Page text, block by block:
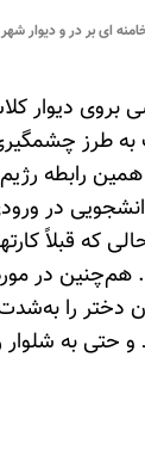
ای بر در و دیوار
بروی دیوار
طرز
رابطه
در
که قبلاً
هم‌چنین در
دختر را
و حتی به